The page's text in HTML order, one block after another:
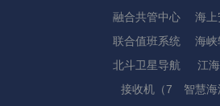
融合共管中心
联合值班系统
北斗卫星导航
接收机（7
海上
海峡
江
智慧